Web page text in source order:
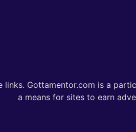
links. Gottamentor.com is a
a means for sites to earn